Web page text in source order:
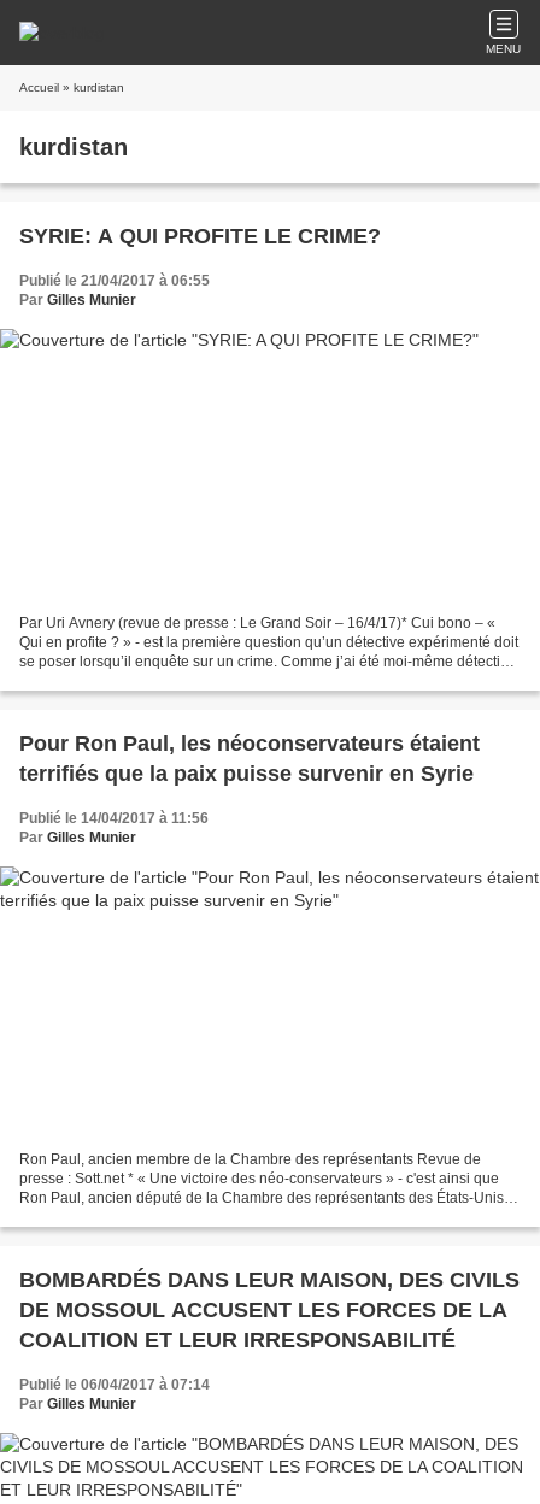
MENU
Accueil » kurdistan
kurdistan
SYRIE: A QUI PROFITE LE CRIME?
Publié le 21/04/2017 à 06:55
Par Gilles Munier
Par Uri Avnery (revue de presse : Le Grand Soir – 16/4/17)* Cui bono – «
Qui en profite ? » - est la première question qu’un détective expérimenté doit
se poser lorsqu’il enquête sur un crime. Comme j’ai été moi-même détective
Pour Ron Paul, les néoconservateurs étaient
terrifiés que la paix puisse survenir en Syrie
Publié le 14/04/2017 à 11:56
Par Gilles Munier
Ron Paul, ancien membre de la Chambre des représentants Revue de
presse : Sott.net * « Une victoire des néo-conservateurs » - c'est ainsi que
Ron Paul, ancien député de la Chambre des représentants des États-Unis et
BOMBARDÉS DANS LEUR MAISON, DES CIVILS
DE MOSSOUL ACCUSENT LES FORCES DE LA
COALITION ET LEUR IRRESPONSABILITÉ
Publié le 06/04/2017 à 07:14
Par Gilles Munier